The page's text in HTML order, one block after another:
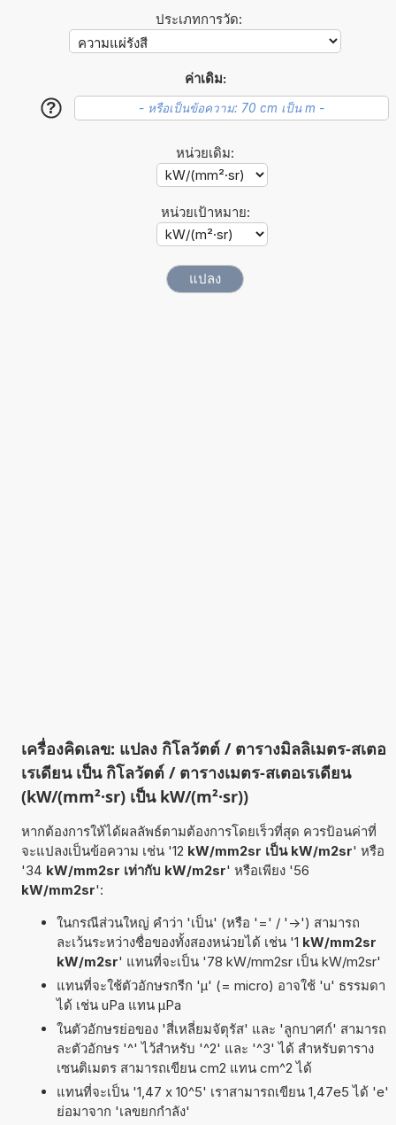
ประเภทการวัด:
ค่าเดิม:
?
หน่วยเดิม:
หน่วยเป้าหมาย:
เครื่องคิดเลข: แปลง กิโลวัตต์ / ตารางมิลลิเมตร-สเตอ
เรเดียน เป็น กิโลวัตต์ / ตารางเมตร-สเตอเรเดียน
(kW/(mm²·sr) เป็น kW/(m²·sr))
หากต้องการให้ได้ผลลัพธ์ตามต้องการโดยเร็วที่สุด ควรป้อนค่าที่
จะแปลงเป็นข้อความ เช่น '12 kW/mm2sr เป็น kW/m2sr' หรือ
'34 kW/mm2sr เท่ากับ kW/m2sr' หรือเพียง '56
kW/mm2sr':
ในกรณีส่วนใหญ่ คำว่า 'เป็น' (หรือ '=' / '->') สามารถ
ละเว้นระหว่างชื่อของทั้งสองหน่วยได้ เช่น '1 kW/mm2sr
kW/m2sr' แทนที่จะเป็น '78 kW/mm2sr เป็น kW/m2sr'
แทนที่จะใช้ตัวอักษรกรีก 'µ' (= micro) อาจใช้ 'u' ธรรมดา
ได้ เช่น uPa แทน µPa
ในตัวอักษรย่อของ 'สี่เหลี่ยมจัตุรัส' และ 'ลูกบาศก์' สามารถ
ละตัวอักษร '^' ไว้สำหรับ '^2' และ '^3' ได้ สำหรับตาราง
เซนติเมตร สามารถเขียน cm2 แทน cm^2 ได้
แทนที่จะเป็น '1,47 x 10^5' เราสามารถเขียน 1,47e5 ได้ 'e'
ย่อมาจาก 'เลขยกกำลัง'